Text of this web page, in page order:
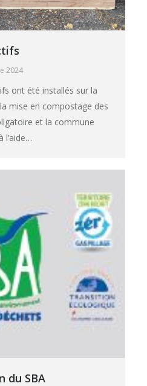
2024
ont été installés sur la
mise en compostage des
et la commune
l’aide…
du SBA